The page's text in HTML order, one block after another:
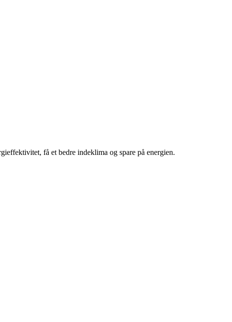
få et bedre indeklima og spare på energien.